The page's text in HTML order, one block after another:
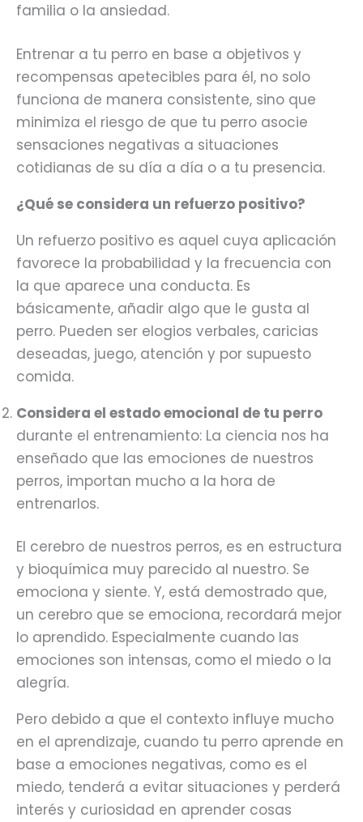
familia o la ansiedad.
Entrenar a tu perro en base a objetivos y
recompensas apetecibles para él, no solo
funciona de manera consistente, sino que
minimiza el riesgo de que tu perro asocie
sensaciones negativas a situaciones
cotidianas de su día a día o a tu presencia.
¿Qué se considera un refuerzo positivo?
Un refuerzo positivo es aquel cuya aplicación
favorece la probabilidad y la frecuencia con
la que aparece una conducta. Es
básicamente, añadir algo que le gusta al
perro. Pueden ser elogios verbales, caricias
deseadas, juego, atención y por supuesto
comida.
Considera el estado emocional de tu perro
durante el entrenamiento: La ciencia nos ha
enseñado que las emociones de nuestros
perros, importan mucho a la hora de
entrenarlos.
El cerebro de nuestros perros, es en estructura
y bioquímica muy parecido al nuestro. Se
emociona y siente. Y, está demostrado que,
un cerebro que se emociona, recordará mejor
lo aprendido. Especialmente cuando las
emociones son intensas, como el miedo o la
alegría.
Pero debido a que el contexto influye mucho
en el aprendizaje, cuando tu perro aprende en
base a emociones negativas, como es el
miedo, tenderá a evitar situaciones y perderá
interés y curiosidad en aprender cosas